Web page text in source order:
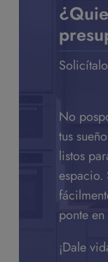
No
tus
listos
espacio.
ponte
¡Dale